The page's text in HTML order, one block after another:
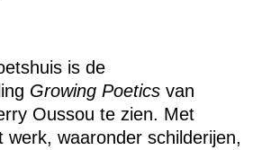
is de
Growing Poetics van
Oussou te zien. Met
werk, waaronder schilderijen,